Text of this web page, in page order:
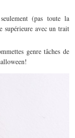
(pas toute la
supérieure avec un trait
genre tâches de